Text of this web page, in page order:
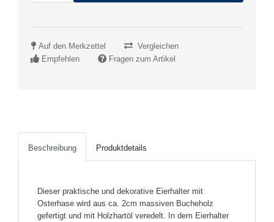
Auf den Merkzettel
Vergleichen
Empfehlen
Fragen zum Artikel
Beschreibung Produktdetails
Dieser praktische und dekorative Eierhalter mit
Osterhase wird aus ca. 2cm massiven Bucheholz
gefertigt und mit Holzhartöl veredelt. In dem Eierhalter